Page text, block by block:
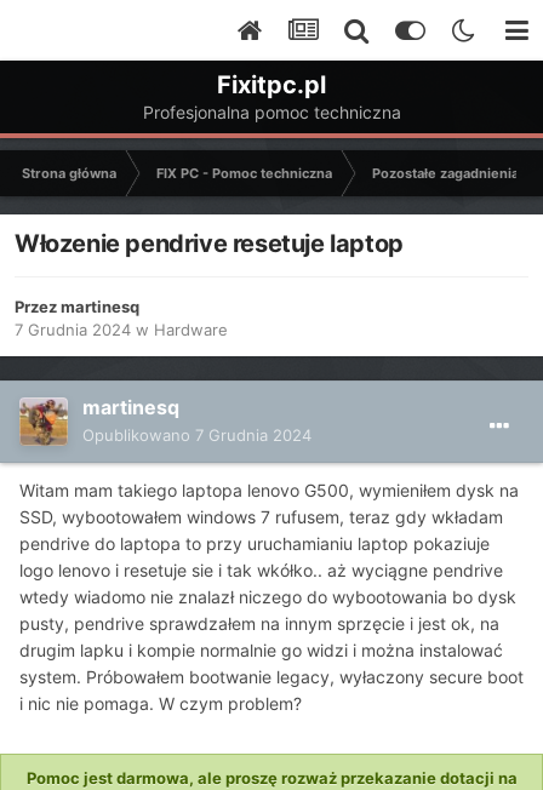
Fixitpc.pl
Profesjonalna pomoc techniczna
Strona główna FIX PC - Pomoc techniczna Pozostałe zagadnienia
Włozenie pendrive resetuje laptop
Przezmartinesq
7 Grudnia 2024 w Hardware
martinesq
Opublikowano 7 Grudnia 2024
Witam mam takiego laptopa lenovo G500, wymieniłem dysk na
SSD, wybootowałem windows 7 rufusem, teraz gdy wkładam
pendrive do laptopa to przy uruchamianiu laptop pokaziuje
logo lenovo i resetuje sie i tak wkółko.. aż wyciągne pendrive
wtedy wiadomo nie znalazł niczego do wybootowania bo dysk
pusty, pendrive sprawdzałem na innym sprzęcie i jest ok, na
drugim lapku i kompie normalnie go widzi i można instalować
system. Próbowałem bootwanie legacy, wyłaczony secure boot
i nic nie pomaga. W czym problem?
Pomoc jest darmowa, ale proszę rozważ przekazanie dotacji na